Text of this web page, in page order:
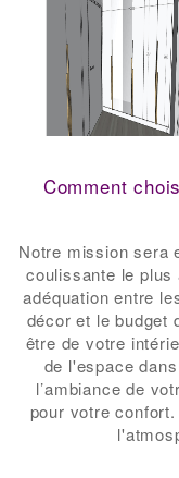
Comment
Notre mission sera
coulissante le plus
adéquation entre
décor et le budget
être de votre
de l'espace
l’ambiance de
pour votre